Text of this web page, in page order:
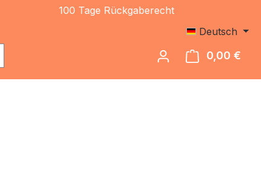
100 Tage Rückgaberecht
Deutsch
0,00 €